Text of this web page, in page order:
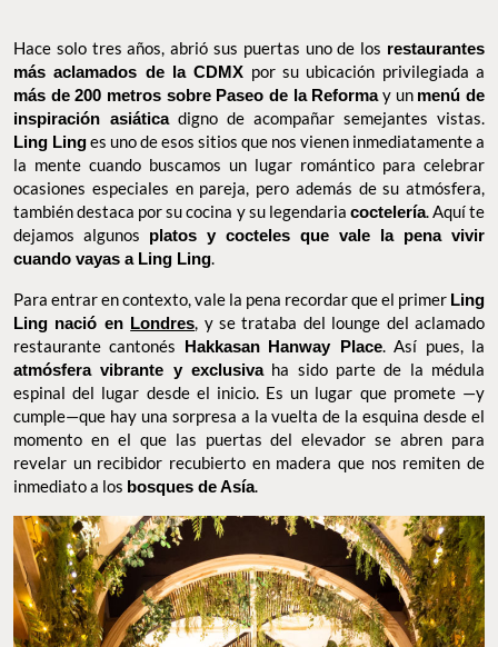
Hace solo tres años, abrió sus puertas uno de los restaurantes
más aclamados de la CDMXpor su ubicación privilegiada amás
de 200 metros sobre Paseo de la Reformay un menú de
inspiración asiáticadigno de acompañar semejantes vistas.Ling
Linges uno de esos sitios que nos vienen inmediatamente a la
mente cuando buscamos un lugar romántico para celebrar
ocasiones especiales en pareja, pero además de su atmósfera,
también destaca por su cocina y su legendariacoctelería. Aquí te
dejamos algunosplatos y cocteles que vale la pena vivir cuando
vayas a Ling Ling.
Para entrar en contexto, vale la pena recordar que el primerLing
Ling nació en Londres, y se trataba del lounge del aclamado
restaurante cantonés Hakkasan Hanway Place. Así pues, la
atmósfera vibrante y exclusivaha sido parte de la médula
espinal del lugar desde el inicio. Es un lugar que promete —y
cumple—que hay una sorpresa a la vuelta de la esquina desde el
momento en el que las puertas del elevador se abren para
revelar un recibidor recubierto en madera que nos remiten de
inmediato a los bosques de Asía.